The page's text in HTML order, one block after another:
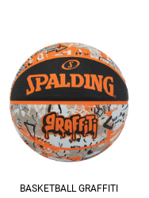
BASKETBALL GRAFFITI